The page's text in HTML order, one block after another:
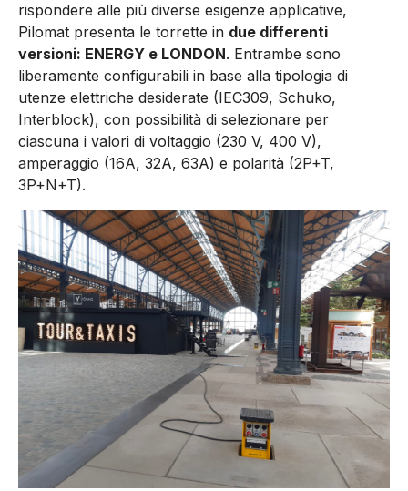
rispondere alle più diverse esigenze applicative,
Pilomat presenta le torrette in due differenti
versioni: ENERGY e LONDON. Entrambe sono
liberamente configurabili in base alla tipologia di
utenze elettriche desiderate (IEC309, Schuko,
Interblock), con possibilità di selezionare per
ciascuna i valori di voltaggio (230 V, 400 V),
amperaggio (16A, 32A, 63A) e polarità (2P+T,
3P+N+T).